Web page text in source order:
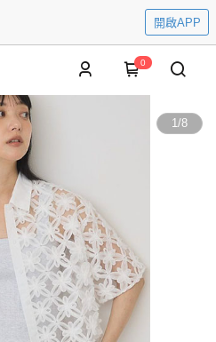
開啟APP
0
1/8